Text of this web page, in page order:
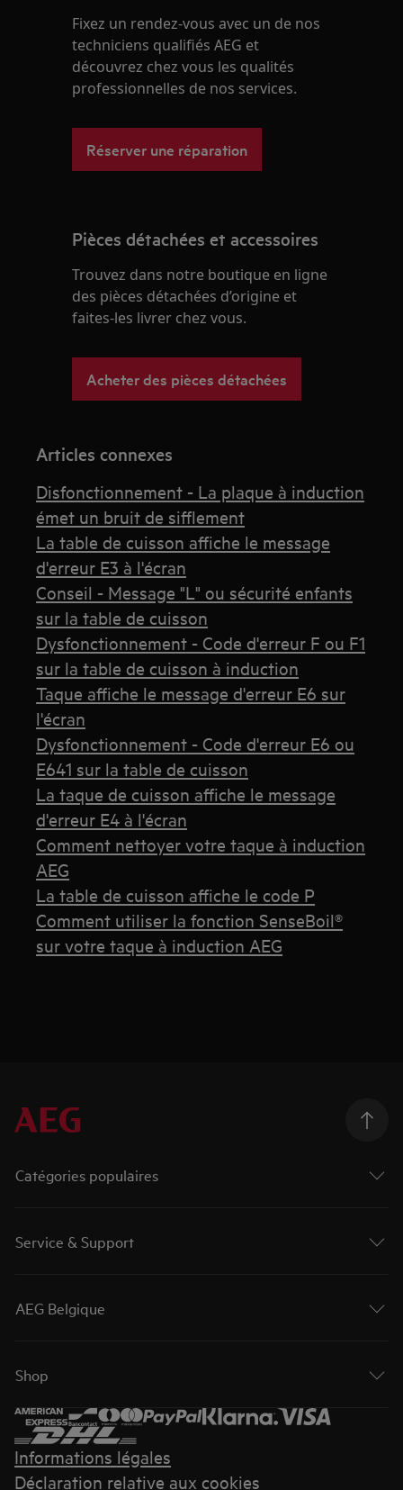
Fixez un rendez-vous avec un de nos
techniciens qualifiés AEG et
découvrez chez vous les qualités
professionnelles de nos services.
Réserver une réparation
Pièces détachées et accessoires
Trouvez dans notre boutique en ligne
des pièces détachées d’origine et
faites-les livrer chez vous.
Acheter des pièces détachées
Articles connexes
Disfonctionnement - La plaque à induction
émet un bruit de sifflement
La table de cuisson affiche le message
d'erreur E3 à l'écran
Conseil - Message "L" ou sécurité enfants
sur la table de cuisson
Dysfonctionnement - Code d'erreur F ou F1
sur la table de cuisson à induction
Taque affiche le message d'erreur E6 sur
l'écran
Dysfonctionnement - Code d'erreur E6 ou
E641 sur la table de cuisson
La taque de cuisson affiche le message
d'erreur E4 à l'écran
Comment nettoyer votre taque à induction
AEG
La table de cuisson affiche le code P
Comment utiliser la fonction SenseBoil®
sur votre taque à induction AEG
Catégories populaires
Service & Support
AEG Belgique
Shop
Informations légales
Déclaration relative aux cookies